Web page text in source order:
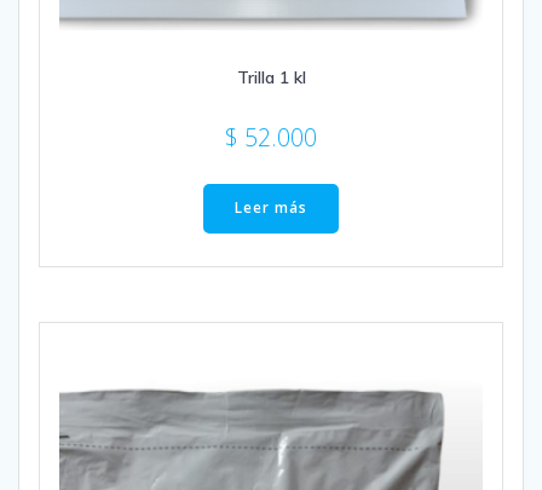
Trilla 1 kl
$ 52.000
Leer más